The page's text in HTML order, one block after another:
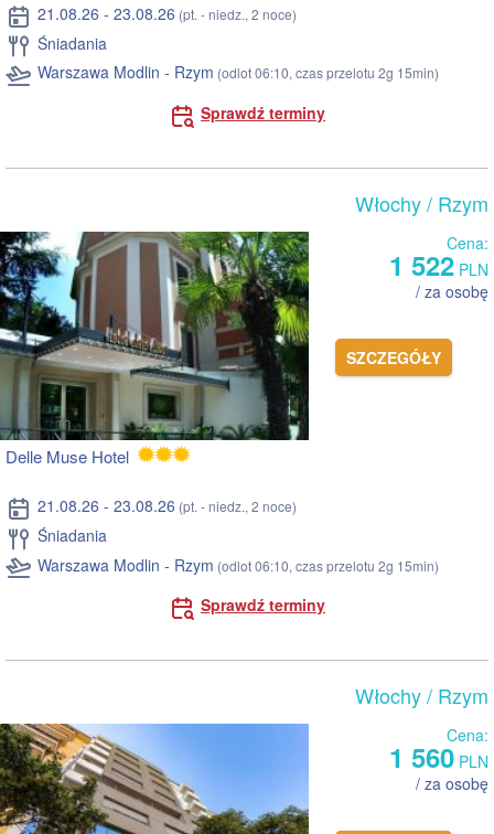
21.08.26 - 23.08.26 (pt. - niedz., 2 noce)
Śniadania
Warszawa Modlin - Rzym (odlot 06:10, czas przelotu 2g 15min)
Sprawdź terminy
Włochy/ Rzym
Cena:
1 522 PLN
/ za osobę
SZCZEGÓŁY
Delle Muse Hotel
21.08.26 - 23.08.26 (pt. - niedz., 2 noce)
Śniadania
Warszawa Modlin - Rzym (odlot 06:10, czas przelotu 2g 15min)
Sprawdź terminy
Włochy/ Rzym
Cena:
1 560 PLN
/ za osobę